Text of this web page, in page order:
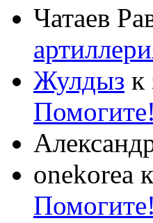
Чатаев
Жулдыз к
Помогите!
onekorea
Помогите!